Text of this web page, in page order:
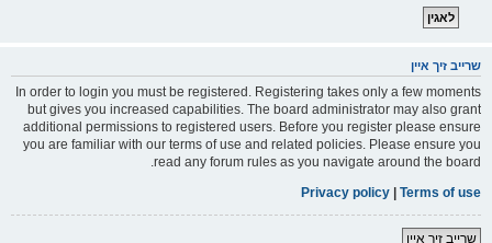
שרייב זיך איין
In order to login you must be registered. Registering takes only a few moments
but gives you increased capabilities. The board administrator may also grant
additional permissions to registered users. Before you register please ensure
you are familiar with our terms of use and related policies. Please ensure you
read any forum rules as you navigate around the board.
Terms of use
|
Privacy policy
שרייב זיך איין